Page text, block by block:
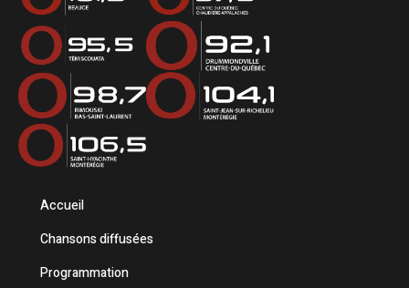
Accueil
Chansons diffusées
Programmation